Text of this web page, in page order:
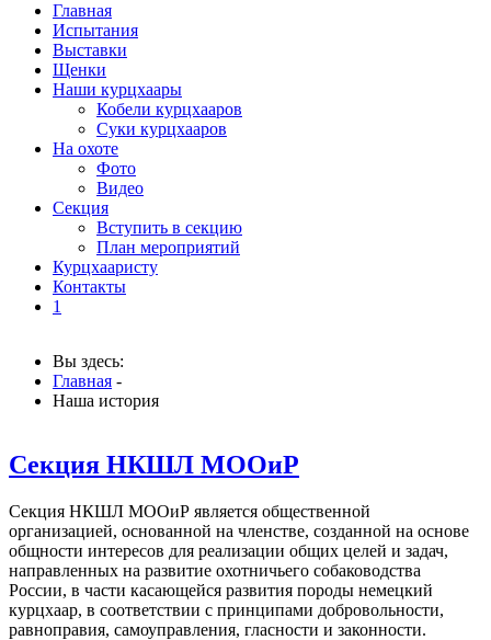
Главная
Испытания
Выставки
Щенки
Наши курцхаары
Кобели курцхааров
Суки курцхааров
На охоте
Фото
Видео
Секция
Вступить в секцию
План мероприятий
Курцхааристу
Контакты
1
Вы здесь:
Главная -
Наша история
Секция НКШЛ МООиР
Секция НКШЛ МООиР является общественной
организацией, основанной на членстве, созданной на основе
общности интересов для реализации общих целей и задач,
направленных на развитие охотничьего собаководства
России, в части касающейся развития породы немецкий
курцхаар, в соответствии с принципами добровольности,
равноправия, самоуправления, гласности и законности.